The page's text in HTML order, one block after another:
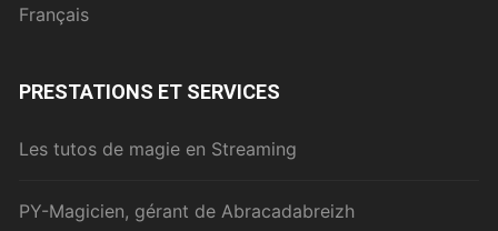
Français
PRESTATIONS ET SERVICES
Les tutos de magie en Streaming
PY-Magicien, gérant de Abracadabreizh